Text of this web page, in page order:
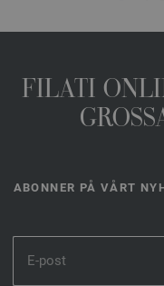
FILATI
ABONNER PÅ VÅRT